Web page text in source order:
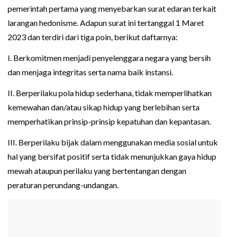
pemerintah pertama yang menyebarkan surat edaran terkait
larangan hedonisme. Adapun surat ini tertanggal 1 Maret
2023 dan terdiri dari tiga poin, berikut daftarnya:
I. Berkomitmen menjadi penyelenggara negara yang bersih
dan menjaga integritas serta nama baik instansi.
II. Berperilaku pola hidup sederhana, tidak memperlihatkan
kemewahan dan/atau sikap hidup yang berlebihan serta
memperhatikan prinsip-prinsip kepatuhan dan kepantasan.
III. Berperilaku bijak dalam menggunakan media sosial untuk
hal yang bersifat positif serta tidak menunjukkan gaya hidup
mewah ataupun perilaku yang bertentangan dengan
peraturan perundang-undangan.